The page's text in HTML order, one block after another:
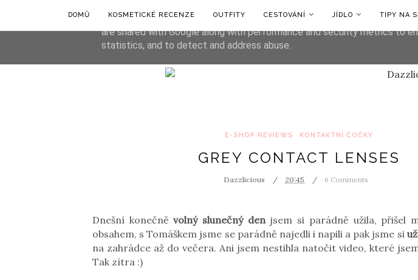
DOMŮ KOSMETICKÉ RECENZE OUTFITY CESTOVÁNÍ JÍDLO TIPY NA
E-SHOP REVIEWS KONTAKTNÍ ČOČKY
GREY CONTACT LENSES
Dazzlicious 20:45 6 Comments
Dnešní konečně volný slunečný denjsem si parádně užila, přišel
obsahem, s Tomáškem jsme se parádně najedli i napili a pak jsme si
na zahrádce až do večera. Ani jsem nestihla natočit video, které
Tak zítra :)
This site uses cookies from Google to deliver its services and to analyze
are shared with Google along with performance and security metrics to
statistics, and to detect and address abuse.